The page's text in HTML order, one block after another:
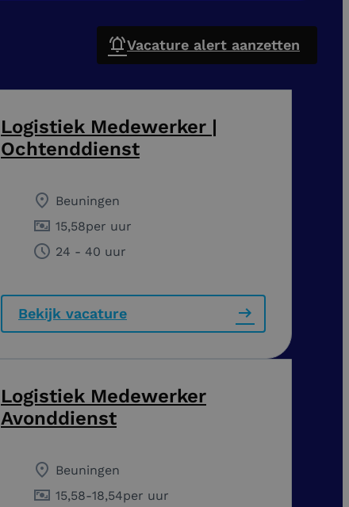
Vacature alert aanzetten
Logistiek Medewerker |
Ochtenddienst
Beuningen
15,58per uur
24 - 40 uur
Bekijk vacature
Logistiek Medewerker
Avonddienst
Beuningen
15,58-18,54per uur